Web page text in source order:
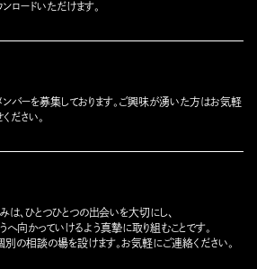
ロードいただけます。
バーを募集しております。ご興味が湧いた方はお気軽
ださい。
は、ひとつひとつの出会いを大切にし、
へ向かっていけるよう真摯に取り組むことです。
別の相談の場を設けます。お気軽にご連絡ください。